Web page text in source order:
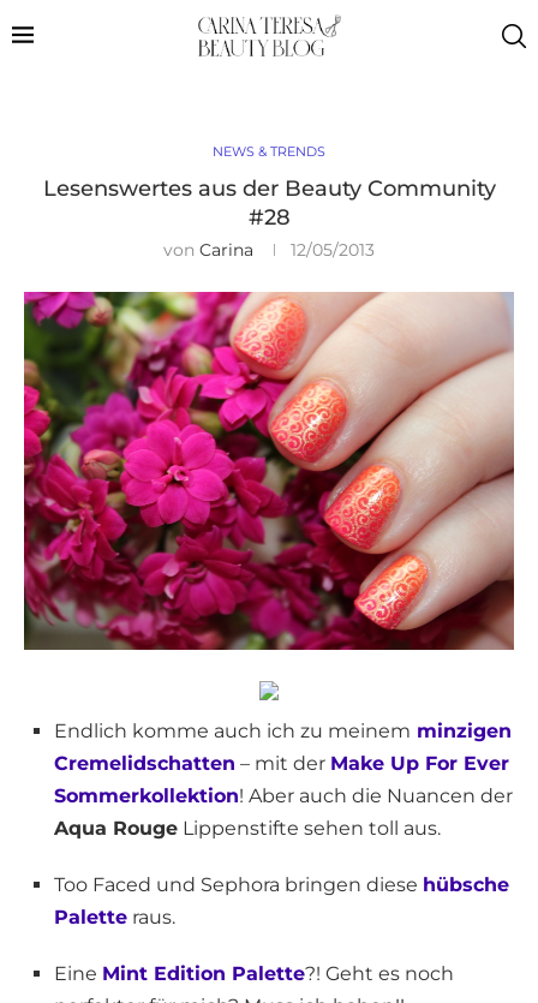
NEWS & TRENDS
Lesenswertes aus der Beauty Community
#28
von Carina 12/05/2013
Endlich komme auch ich zu meinem minzigen
Cremelidschatten – mit der Make Up For Ever
Sommerkollektion! Aber auch die Nuancen der
Aqua Rouge Lippenstifte sehen toll aus.
Too Faced und Sephora bringen diese hübsche
Palette raus.
Eine Mint Edition Palette?! Geht es noch